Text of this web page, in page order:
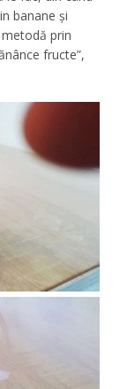
banane și
prin
fructe”,